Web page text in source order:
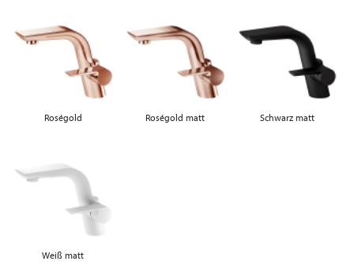
Roségold Roségold matt Schwarz matt
Weiß matt